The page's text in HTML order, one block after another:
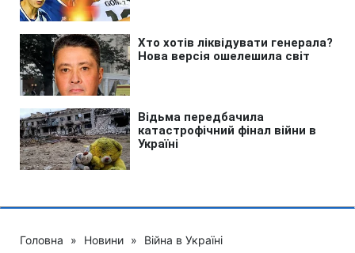
Головна » Новини » Війна в Україні